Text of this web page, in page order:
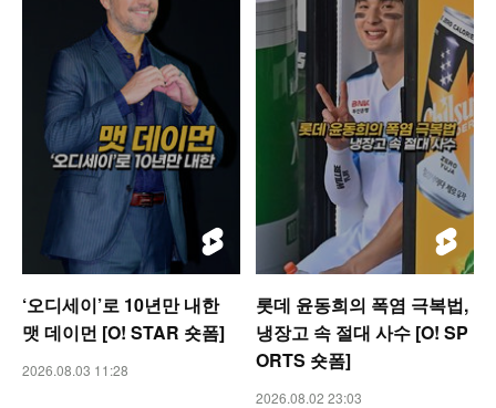
‘오디세이’로 10년만 내한
맷 데이먼 [O! STAR 숏폼]
2026.08.03 11:28
롯데 윤동희의 폭염 극복법,
냉장고 속 절대 사수 [O! SP
ORTS 숏폼]
2026.08.02 23:03